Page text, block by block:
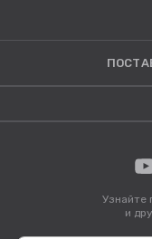
Узнайте
и